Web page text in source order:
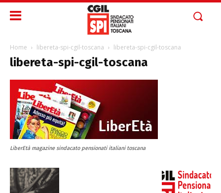
Home libereta-spi-cgil-toscana libereta-spi-cgil-toscana
libereta-spi-cgil-toscana
LiberEtà magazine sindacato pensionati italiani toscana